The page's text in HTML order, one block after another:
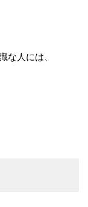
人には、